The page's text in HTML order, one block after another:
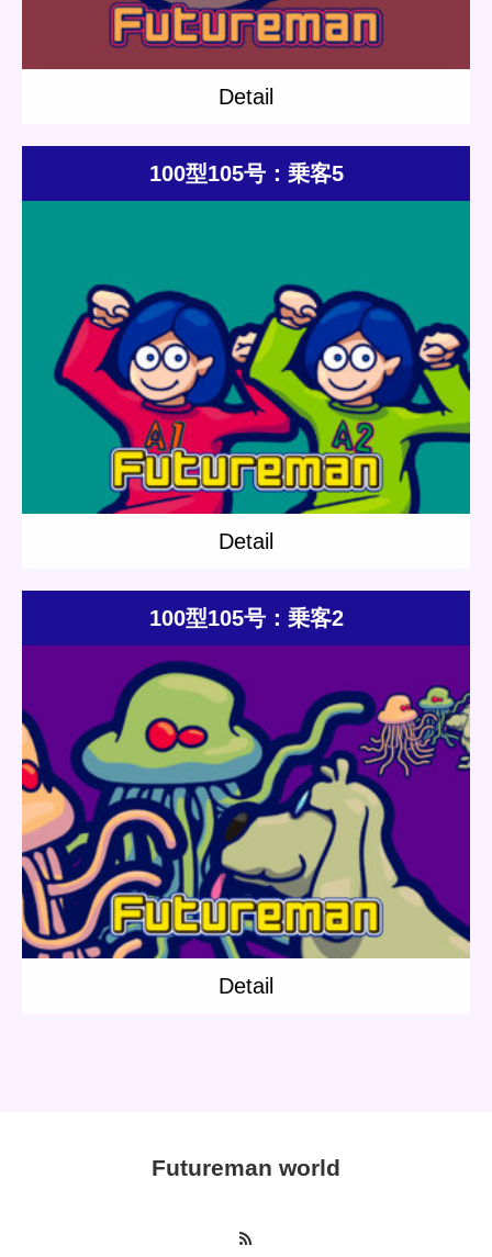
Detail
100型105号：乗客5
Update: 2021.04.25
Category:Others Short story Sinsaibashi Station
Detail
Detail
100型105号：乗客2
Update:2021.04.25
Category:Others Rap Short story Sinsaibashi Station
Detail
Detail
Futureman world